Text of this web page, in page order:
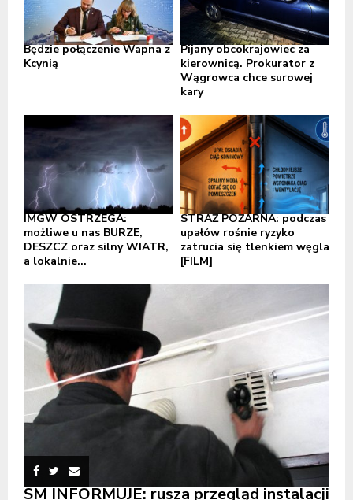
Będzie połączenie Wapna z
Kcynią
Pijany obcokrajowiec za
kierownicą. Prokurator z
Wągrowca chce surowej
kary
IMGW OSTRZEGA:
możliwe u nas BURZE,
DESZCZ oraz silny WIATR,
a lokalnie...
STRAŻ POŻARNA: podczas
upałów rośnie ryzyko
zatrucia się tlenkiem węgla
[FILM]
SM INFORMUJE: rusza przegląd instalacji